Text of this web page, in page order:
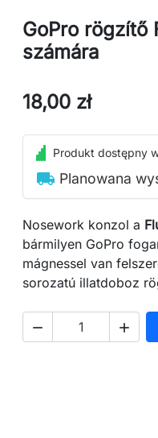
GoPro rögzítő
számára
18,00 zł
Produkt dostępny
local_shipping Planowana
Nosework konzol a
bármilyen GoPro
mágnessel van
sorozatú illatdoboz
 